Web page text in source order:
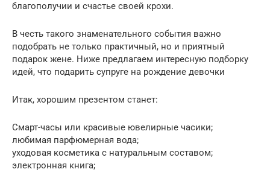
благополучии и счастье своей крохи.
В честь такого знаменательного события важно
подобрать не только практичный, но и приятный
подарок жене. Ниже предлагаем интересную подборку
идей, что подарить супруге на рождение девочки
Итак, хорошим презентом станет:
Смарт-часы или красивые ювелирные часики;
любимая парфюмерная вода;
уходовая косметика с натуральным составом;
электронная книга;